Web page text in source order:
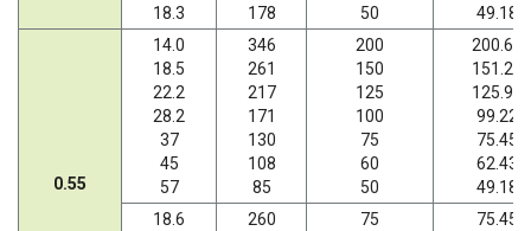
18.3
178
50
49.18
0.55
14.0
18.5
22.2
28.2
37
45
57
346
261
217
171
130
108
85
200
150
125
100
75
60
50
200.66
151.20
125.95
99.22
75.45
62.43
49.18
18.6
260
75
75.45